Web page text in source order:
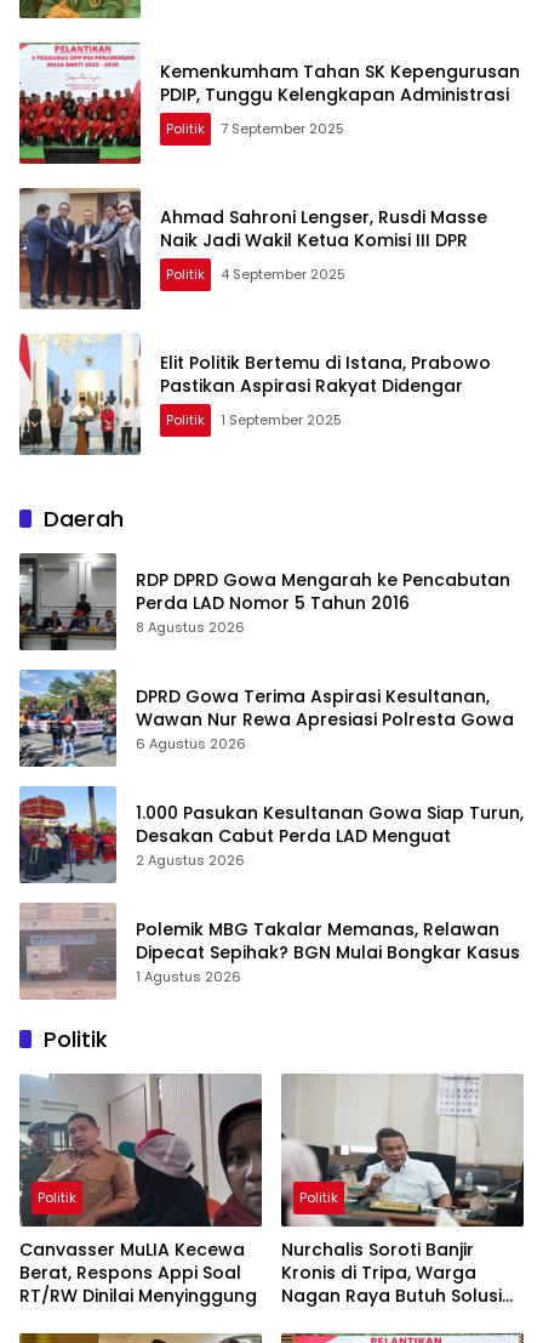
Kemenkumham Tahan SK Kepengurusan
PDIP, Tunggu Kelengkapan Administrasi
Politik 7 September 2025
Ahmad Sahroni Lengser, Rusdi Masse
Naik Jadi Wakil Ketua Komisi III DPR
Politik 4 September 2025
Elit Politik Bertemu di Istana, Prabowo
Pastikan Aspirasi Rakyat Didengar
Politik 1 September 2025
Daerah
RDP DPRD Gowa Mengarah ke Pencabutan
Perda LAD Nomor 5 Tahun 2016
8 Agustus 2026
DPRD Gowa Terima Aspirasi Kesultanan,
Wawan Nur Rewa Apresiasi Polresta Gowa
6 Agustus 2026
1.000 Pasukan Kesultanan Gowa Siap Turun,
Desakan Cabut Perda LAD Menguat
2 Agustus 2026
Polemik MBG Takalar Memanas, Relawan
Dipecat Sepihak? BGN Mulai Bongkar Kasus
1 Agustus 2026
Politik
Politik
Canvasser MuLIA Kecewa
Berat, Respons Appi Soal
RT/RW Dinilai Menyinggung
Politik
Nurchalis Soroti Banjir
Kronis di Tripa, Warga
Nagan Raya Butuh Solusi